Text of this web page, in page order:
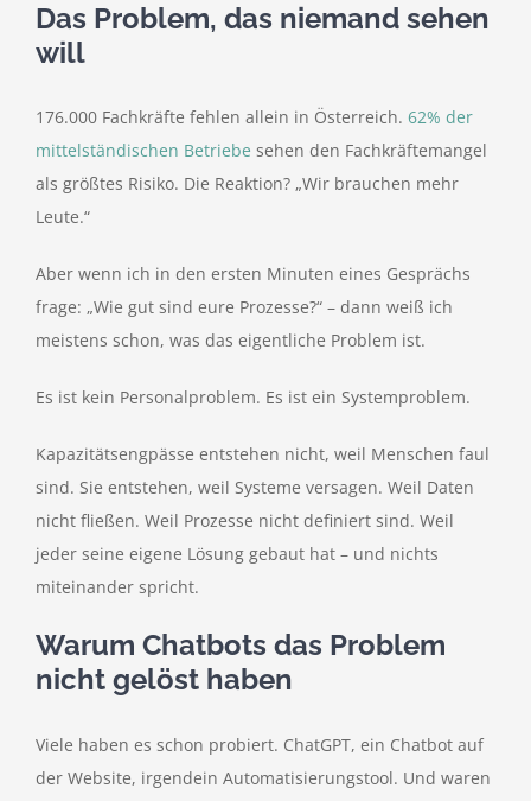
Das Problem, das niemand sehen
will
176.000 Fachkräfte fehlen allein in Österreich. 62% der
mittelständischen Betriebe sehen den Fachkräftemangel
als größtes Risiko. Die Reaktion? „Wir brauchen mehr
Leute.“
Aber wenn ich in den ersten Minuten eines Gesprächs
frage: „Wie gut sind eure Prozesse?“ – dann weiß ich
meistens schon, was das eigentliche Problem ist.
Es ist kein Personalproblem. Es ist ein Systemproblem.
Kapazitätsengpässe entstehen nicht, weil Menschen faul
sind. Sie entstehen, weil Systeme versagen. Weil Daten
nicht fließen. Weil Prozesse nicht definiert sind. Weil
jeder seine eigene Lösung gebaut hat – und nichts
miteinander spricht.
Warum Chatbots das Problem
nicht gelöst haben
Viele haben es schon probiert. ChatGPT, ein Chatbot auf
der Website, irgendein Automatisierungstool. Und waren